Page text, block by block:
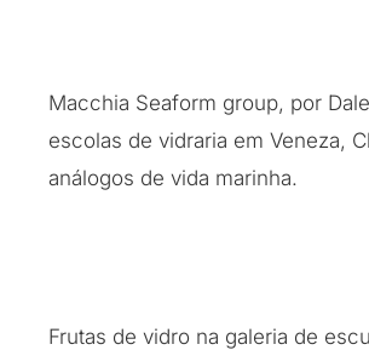
Macchia Seaform group, por
escolas de vidraria em Veneza,
análogos de vida marinha.
Frutas de vidro na galeria de